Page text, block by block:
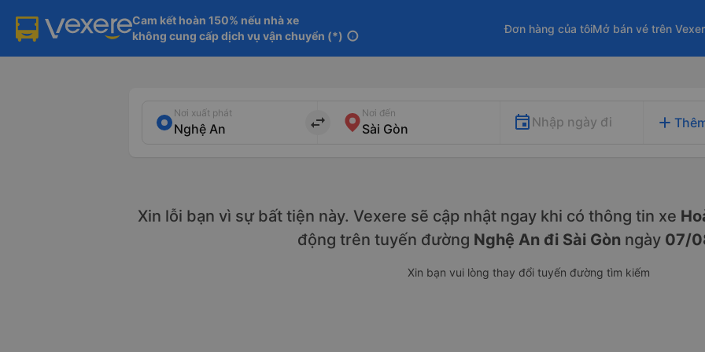
Cam kết hoàn 150% nếu nhà xe
không cung cấp dịch vụ vận chuyển (*) info
Đơn hàng của tôiMở bán vé trên
Nơi xuất phát
import_export
Nơi đến
Nhập ngày đi add
Xin lỗi bạn vì sự bất tiện này. Vexere sẽ cập nhật ngay khi có thông tin xe
động trên tuyến đường Nghệ An đi Sài Gòn ngày 07/
Xin bạn vui lòng thay đổi tuyến đường tìm kiếm